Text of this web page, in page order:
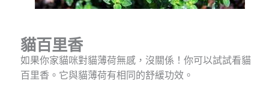
貓百里香
如果你家貓咪對貓薄荷無感，沒關係！你可以試試看貓
百里香。它與貓薄荷有相同的舒緩功效。